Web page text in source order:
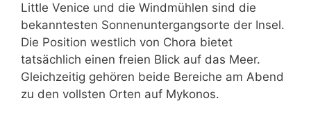
Little Venice und die Windmühlen sind die
bekanntesten Sonnenuntergangsorte der Insel.
Die Position westlich von Chora bietet
tatsächlich einen freien Blick auf das Meer.
Gleichzeitig gehören beide Bereiche am Abend
zu den vollsten Orten auf Mykonos.